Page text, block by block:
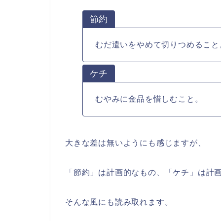
節約
むだ遣いをやめて切りつめること
ケチ
むやみに金品を惜しむこと。
大きな差は無いようにも感じますが、
「節約」は計画的なもの、「ケチ」は計
そんな風にも読み取れます。